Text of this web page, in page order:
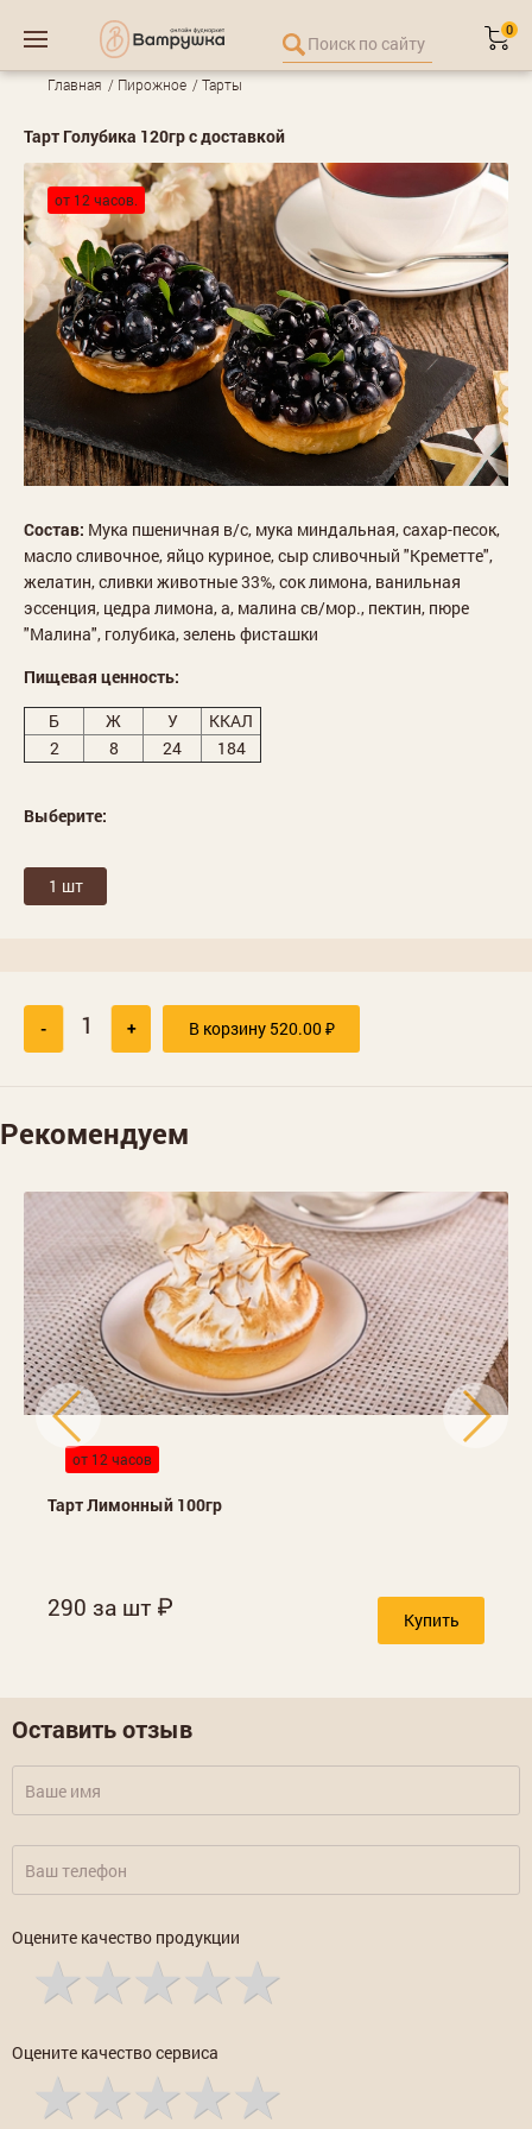
0
Главная Пирожное Тарты
Тарт Голубика 120гр с доставкой
от 12 часов.
Состав: Мука пшеничная в/с, мука миндальная, сахар-песок,
масло сливочное, яйцо куриное, сыр сливочный "Креметте",
желатин, сливки животные 33%, сок лимона, ванильная
эссенция, цедра лимона, а, малина св/мор., пектин, пюре
"Малина", голубика, зелень фисташки
Пищевая ценность:
Б
Ж У
ККАЛ
2
8 24 184
Выберите:
1 шт
- + В корзину 520.00₽
Рекомендуем
от 12 часов
Тарт Лимонный 100гр
290 за шт Купить
Оставить отзыв
Оцените качество продукции
Оцените качество сервиса